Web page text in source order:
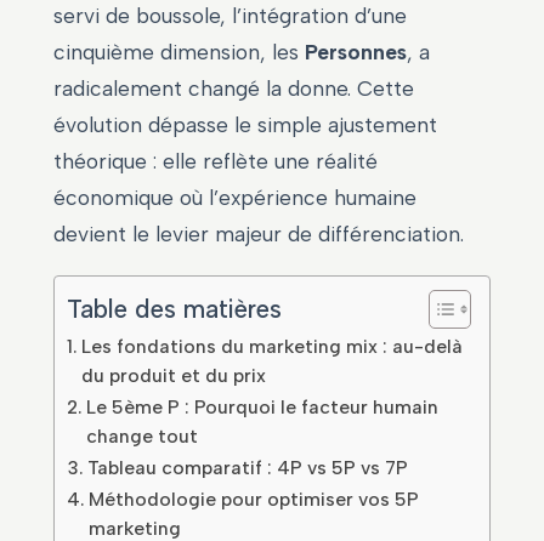
servi de boussole, l’intégration d’une
cinquième dimension, les Personnes, a
radicalement changé la donne. Cette
évolution dépasse le simple ajustement
théorique : elle reflète une réalité
économique où l’expérience humaine
devient le levier majeur de différenciation.
Table des matières
Les fondations du marketing mix : au-delà
du produit et du prix
Le 5ème P : Pourquoi le facteur humain
change tout
Tableau comparatif : 4P vs 5P vs 7P
Méthodologie pour optimiser vos 5P
marketing